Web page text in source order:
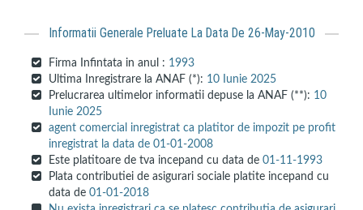
Informatii Generale Preluate La Data De 26-May-2010
Firma Infintata in anul : 1993
Ultima Inregistrare la ANAF (*): 10 Iunie 2025
Prelucrarea ultimelor informatii depuse la ANAF (**): 10
Iunie 2025
agent comercial inregistrat ca platitor de impozit pe profit
inregistrat la data de 01-01-2008
Este platitoare de tva incepand cu data de 01-11-1993
Plata contributiei de asigurari sociale platite incepand cu
data de 01-01-2018